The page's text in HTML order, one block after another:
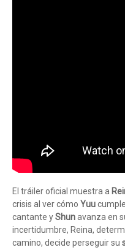
El tráiler oficial muestra a
crisis al ver cómo Yuu
cantante yShunavanza en
incertidumbre, Reina,
camino, decide perseguir su